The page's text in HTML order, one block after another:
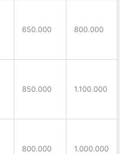
650.000 800.000
850.000 1.100.000
800.000 1.000.000